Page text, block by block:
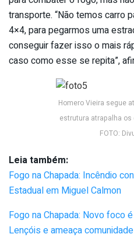
transporte. “Não temos carro
4×4, para pegarmos uma
conseguir fazer isso o mais
caso como esse se repita”,
Homero Vieira segue
estrutura atrapalha
FOTO:
Leia também:
Fogo na Chapada: Incêndio
Estadual em Miguel Calmon
Fogo na Chapada: Novo foco
Lençóis e ameaça